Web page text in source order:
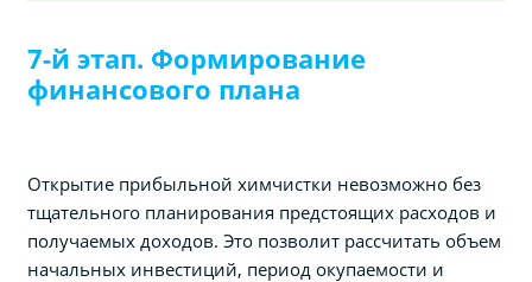
7-й этап. Формирование
финансового плана
Открытие прибыльной химчистки невозможно без
тщательного планирования предстоящих расходов и
получаемых доходов. Это позволит рассчитать объем
начальных инвестиций, период окупаемости и